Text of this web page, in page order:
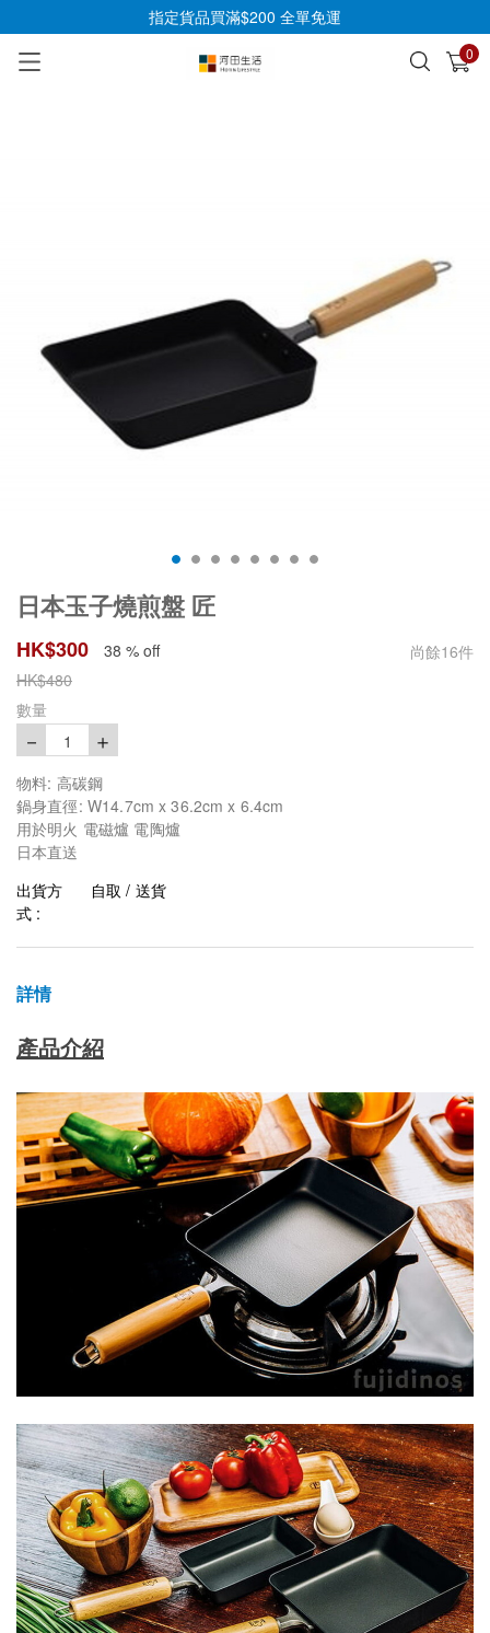
指定貨品買滿$200 全單免運
0
已加入購物車 查看
日本玉子燒煎盤 匠
HK$300 38 % off 尚餘16件
HK$480
數量
－ 1 ＋
物料: 高碳鋼
鍋身直徑: W14.7cm x 36.2cm x 6.4cm
用於明火 電磁爐 電陶爐
日本直送
出貨方
式 :
自取 / 送貨
詳情
產品介紹